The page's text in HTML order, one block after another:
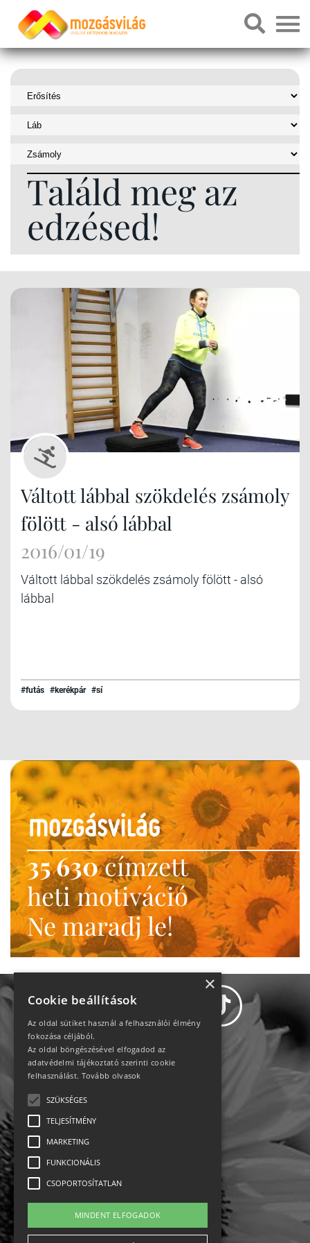
Találd meg az
edzésed!
Váltott lábbal szökdelés zsámoly
fölött - alsó lábbal
2016/01/19
Váltott lábbal szökdelés zsámoly fölött - alsó
lábbal
#futás #kerékpár #sí
35 630címzett
heti motiváció
Ne maradj le!
Adatvédelem
Impresszum-kapcsolat
English
×
Cookie beállítások
Az oldal sütiket használ a felhasználói élmény
fokozása céljából.
Az oldal böngészésével elfogadod az
adatvédelmi tájékoztató szerinti cookie
felhasználást. Tovább olvasok
SZÜKSÉGES
TELJESÍTMÉNY
MARKETING
FUNKCIONÁLIS
CSOPORTOSÍTATLAN
MINDENT ELFOGADOK